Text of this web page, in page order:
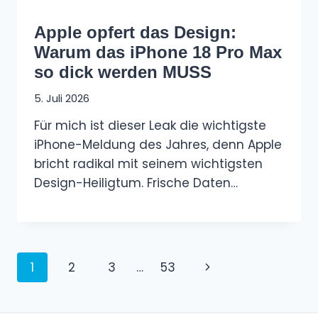
Apple opfert das Design:
Warum das iPhone 18 Pro Max
so dick werden MUSS
5. Juli 2026
Für mich ist dieser Leak die wichtigste
iPhone-Meldung des Jahres, denn Apple
bricht radikal mit seinem wichtigsten
Design-Heiligtum. Frische Daten…
Seitennavigation
1 2 3 … 53
Nächste